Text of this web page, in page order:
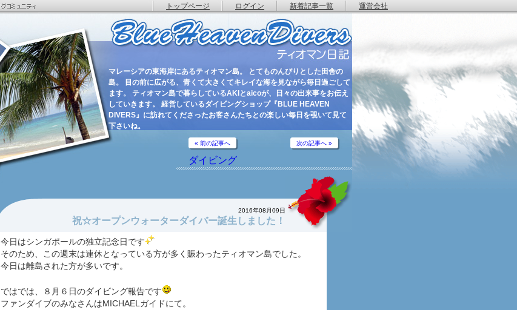
トップページ ログイン 新着記事一覧 運営会社
マレーシアの東海岸にあるティオマン島。 とてものんびりとした田舎の
島。 目の前に広がる、青くて大きくてキレイな海を見ながら毎日過ごして
ます。 ティオマン島で暮らしているAKIとaicoが、日々の出来事をお伝え
していきます。 経営しているダイビングショップ『BLUE HEAVEN
DIVERS』に訪れてくださったお客さんたちとの楽しい毎日を覗いて見て
下さいね。
« 前の記事へ 次の記事へ »
ダイビング
2016年08月09日
祝☆オープンウォーターダイバー誕生しました！
今日はシンガポールの独立記念日です
そのため、この週末は連休となっている方が多く賑わったティオマン島でした。
今日は離島された方が多いです。
ではでは、８月６日のダイビング報告です
ファンダイブのみなさんはMICHAELガイドにて。